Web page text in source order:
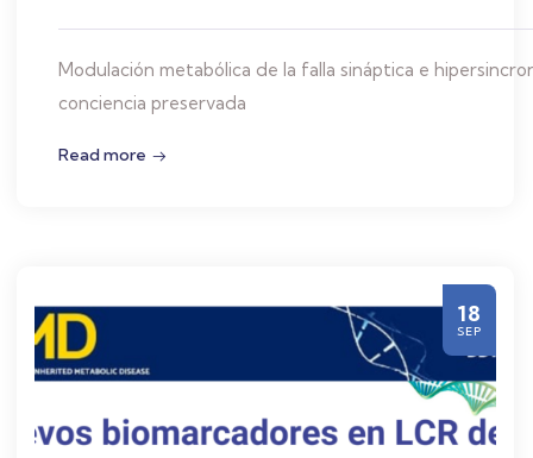
Modulación metabólica de la falla sináptica e
conciencia preservada
Read more
18
SEP